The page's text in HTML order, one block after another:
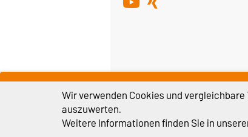
Wir verwenden Cookies und
auszuwerten.
Weitere Informationen finden Sie in